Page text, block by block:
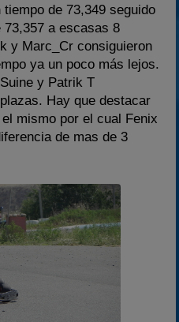
de 73,349 seguido
73,357 a escasas 8
y Marc_Cr consiguieron
ya un poco más lejos.
y Patrik T
Hay que destacar
mismo por el cual Fenix
de mas de 3